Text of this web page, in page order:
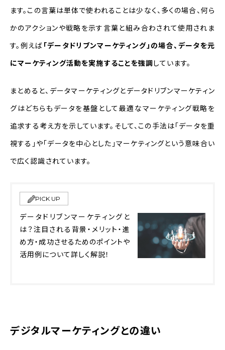
ます。この言葉は単体で使われることは少なく、多くの場合、何ら
かのアクションや戦略を示す言葉と組み合わされて使用されま
す。例えば 「データドリブンマーケティング」の場合、データを元
にマーケティング活動を実施することを強調しています。
まとめると、データマーケティングとデータドリブンマーケティン
グはどちらもデータを基盤として最適なマーケティング戦略を
追求する考え方を示しています。そして、この手法は「データを重
視する」や「データを中心とした」マーケティングという意味合い
で広く認識されています。
PICK UP
データドリブンマーケティングと
は？注目される背景・メリット・進
め方・成功させるためのポイントや
活用例について詳しく解説！
デジタルマーケティングとの違い